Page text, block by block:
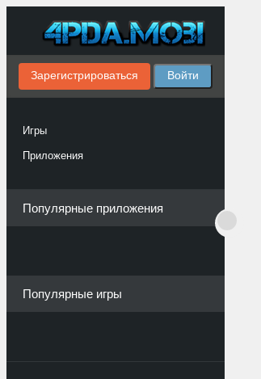
Зарегистрироваться Войти
Игры
Приложения
Популярные приложения
Популярные игры